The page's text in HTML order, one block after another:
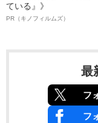
ている』》
PR（キノフィルムズ）
最
フ
フ